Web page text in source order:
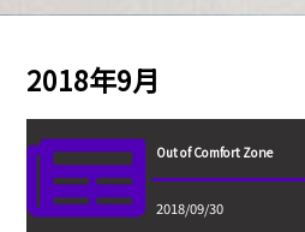
2018年9月
Out of Comfort Zone
2018/09/30